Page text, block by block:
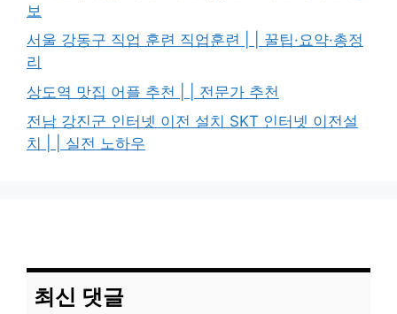
보
서울 강동구 직업 훈련 직업훈련 | | 꿀팁·요약·총정
리
상도역 맛집 어플 추천 | | 전문가 추천
전남 강진군 인터넷 이전 설치 SKT 인터넷 이전설
치 | | 실전 노하우
최신 댓글